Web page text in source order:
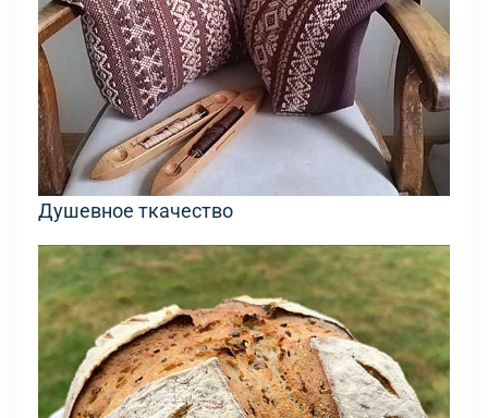
Душевное ткачество